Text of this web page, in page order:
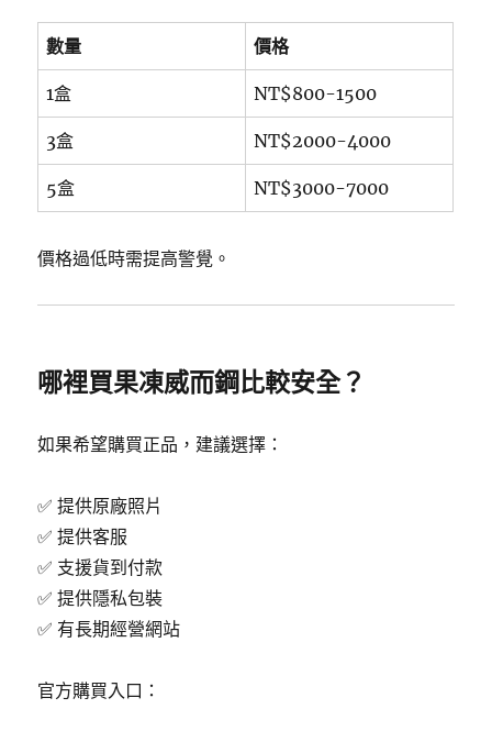
數量 價格
1盒 NT$800-1500
3盒 NT$2000-4000
5盒 NT$3000-7000
價格過低時需提高警覺。
哪裡買果凍威而鋼比較安全？
如果希望購買正品，建議選擇：
✅ 提供原廠照片
✅ 提供客服
✅ 支援貨到付款
✅ 提供隱私包裝
✅ 有長期經營網站
官方購買入口：